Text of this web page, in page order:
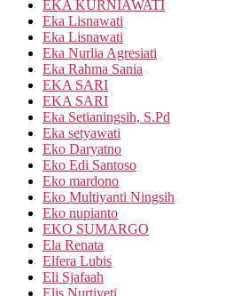
EKA KURNIAWATI
Eka Lisnawati
Eka Lisnawati
Eka Nurlia Agresiati
Eka Rahma Sania
EKA SARI
EKA SARI
Eka Setianingsih, S.Pd
Eka setyawati
Eko Daryatno
Eko Edi Santoso
Eko mardono
Eko Multiyanti Ningsih
Eko nupianto
EKO SUMARGO
Ela Renata
Elfera Lubis
Eli Sjafaah
Elis Nurtiyeti